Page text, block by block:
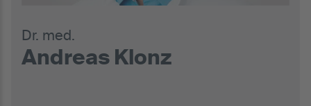
Dr. med.
Andreas Klonz